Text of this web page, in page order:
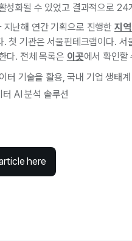
성화될 수 있었고 결과적으로
지난해 연간 기획으로 진행한 지
. 첫 기관은 서울핀테크랩이다.
다. 전체 목록은 이곳에서 확인할
터 기술을 활용, 국내 기업 생태
AI 분석 솔루션
here